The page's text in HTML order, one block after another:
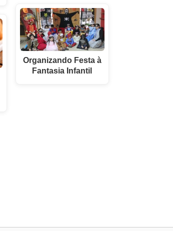
Organizando Festa à
Fantasia Infantil